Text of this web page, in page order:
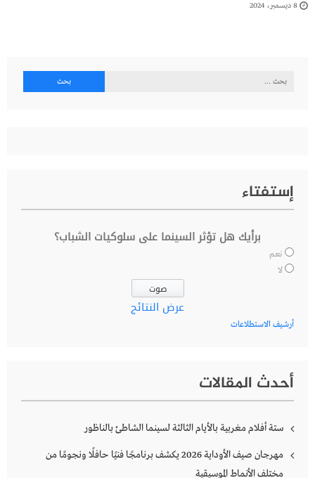
8 ديسمبر، 2024
البحث
إستفتاء
برأيك هل تؤثر السينما على سلوكيات الشباب؟
نعم
لا
عرض النتائج
أرشيف الاستطلاعات
أحدث المقالات
ستة أفلام مغربية بالأيام الثالثة لسينما الشاطئ بالناظور
مهرجان صيف الأوداية 2026 يكشف برنامجًا فنيًا حافلًا ونجومًا من
مختلف الأنماط الموسيقية